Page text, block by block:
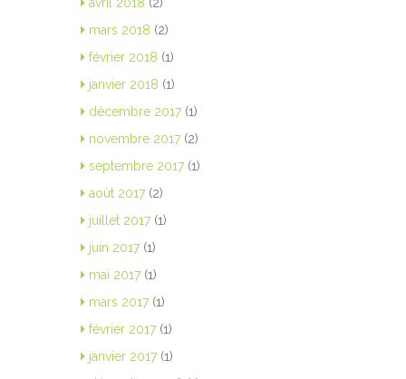
mars 2018 (2)
février 2018 (1)
janvier 2018 (1)
décembre 2017(1)
novembre 2017(2)
septembre 2017(1)
août 2017(2)
juillet 2017(1)
juin 2017(1)
mai 2017(1)
mars 2017(1)
février 2017(1)
janvier 2017(1)